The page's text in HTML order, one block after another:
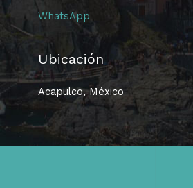
WhatsApp
Ubicación
Acapulco, México